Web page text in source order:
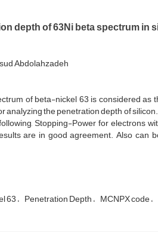
depth of 63Ni beta spectrum in
Abdolahzadeh
of beta-nickel 63 is considered
analyzing the penetration depth of
Stopping-Power for electrons
are in good agreement. Also
63 Penetration Depth MCNPX code